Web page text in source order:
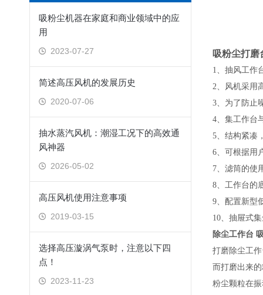
吸粉尘机器在家庭和商业领域中的应
用
2023-07-27
简述高压风机的发展历史
2020-07-06
抽水蒸汽风机：潮湿工况下的高效通
风神器
2026-05-02
高压风机使用注意事项
2019-03-15
选择高压漩涡气泵时，注意以下四
点！
2023-11-23
吸粉尘打磨
1、抽风工作
2、风机采用
3、为了防止
4、集工作台
5、结构紧凑
6、可根据用
7、滤筒的使
8、工作台的
9、配置新型
10、抽屉式
除尘工作台
打磨除尘工
而打磨出来
粉尘颗粒在